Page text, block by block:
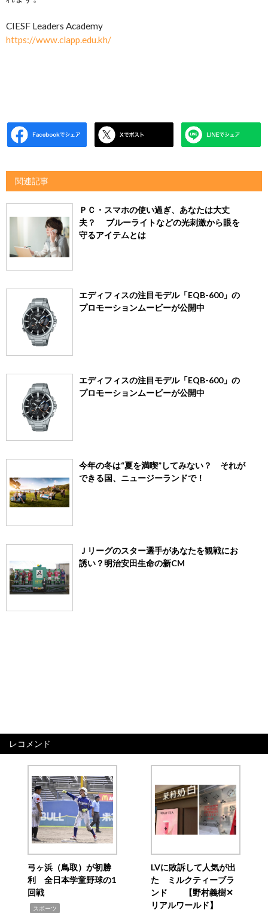
CIESF Leaders Academy
https://www.clapp.edu.kh/
関連記事
ＰＣ・スマホの使い過ぎ、あなたは大丈
夫？ ブルーライトなどの光刺激から眼を
守るアイテムとは
エディフィスの注目モデル「EQB-600」の
プロモーションムービーが公開中
エディフィスの注目モデル「EQB-600」の
プロモーションムービーが公開中
今年の冬は“夏を満喫”してみない？ それが
できる国、ニュージーランドで！
Ｊリーグのスター選手があなたを観戦にお
誘い？明治安田生命の新CM
レコメンド
弓ヶ浜（鳥取）が初勝
利 全日本学童野球の1
回戦
スポーツ
LVに敗訴して人気が出
た ミルクティーブラ
ンド 【野村義樹✕
リアルワールド】